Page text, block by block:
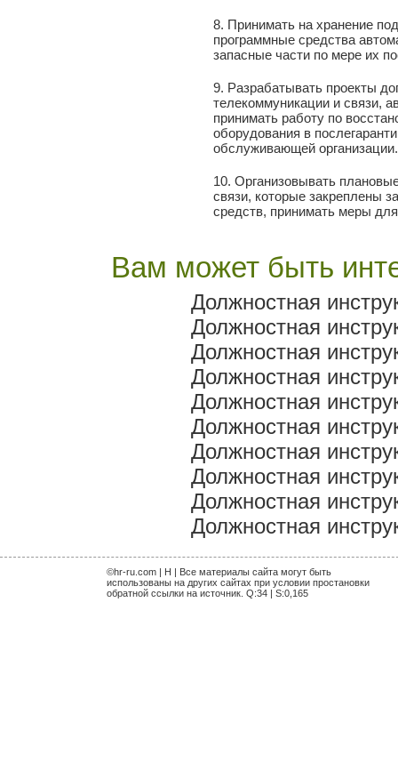
8. Принимать на хранение
программные средства
запасные части по мере их
9. Разрабатывать проекты
телекоммуникации и связи,
принимать работу по
оборудования в
обслуживающей организации.
10. Организовывать
связи, которые закреплены
средств, принимать меры
Вам может быть
Должностная
Должностная
Должностная
Должностная
Должностная
Должностная
Должностная
Должностная
Должностная
Должностная
©hr-ru.com | H | Все материалы сайта могут быть
использованы на других сайтах при условии простановки
обратной ссылки на источник. Q:34 | S:0,165